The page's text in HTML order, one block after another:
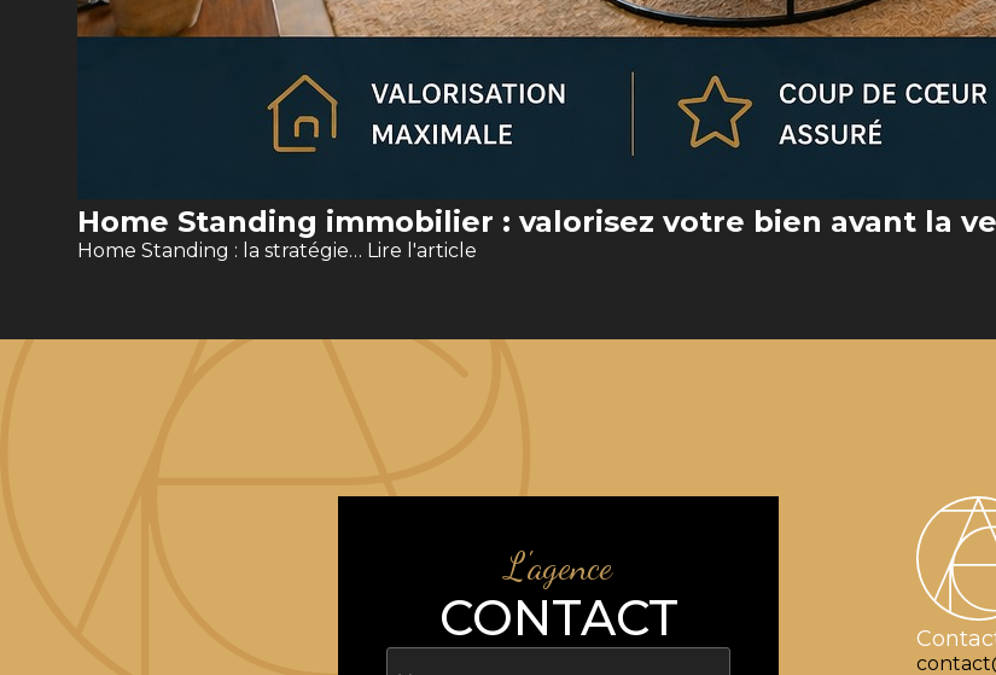
Home Standing immobilier : valorisez votre bien avant la
Home Standing : la stratégie… Lire l'article
L'agence
CONTACT
Nom